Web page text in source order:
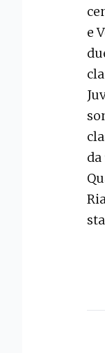
e